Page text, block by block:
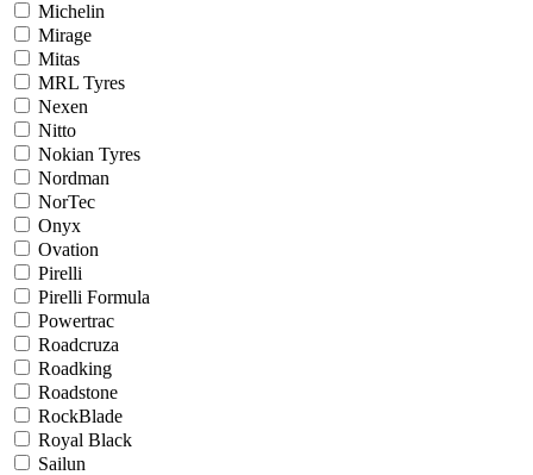
Michelin
Mirage
Mitas
MRL Tyres
Nexen
Nitto
Nokian Tyres
Nordman
NorTec
Onyx
Ovation
Pirelli
Pirelli Formula
Powertrac
Roadcruza
Roadking
Roadstone
RockBlade
Royal Black
Sailun